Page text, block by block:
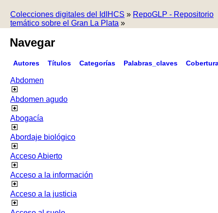
Colecciones digitales del IdIHCS » RepoGLP - Repositorio
temático sobre el Gran La Plata »
Navegar
Autores Títulos Categorías Palabras_claves
Abdomen
Abdomen agudo
Abogacía
Abordaje biológico
Acceso Abierto
Acceso a la información
Acceso a la justicia